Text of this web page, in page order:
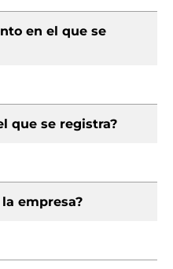
en el que se
que se registra?
empresa?